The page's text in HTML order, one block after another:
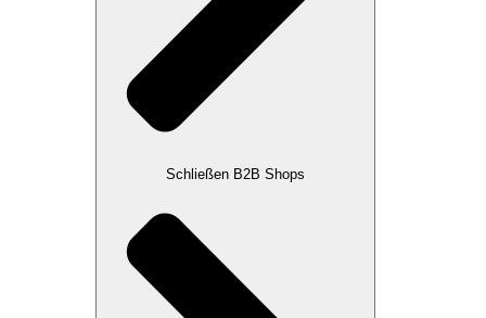
Schließen B2B Shops